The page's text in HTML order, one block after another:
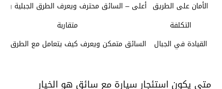
الأمان على الطريق أعلى – السائق محترف ويعرف الطرق الجبلية
التكلفة
متقاربة
القيادة في الجبال
السائق متمكن ويعرف كيف يتعامل مع الطرق
متى يكون استئجار سيارة مع سائق هو الخيار